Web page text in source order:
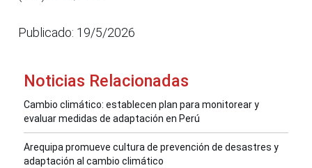
Publicado: 19/5/2026
Noticias Relacionadas
Cambio climático: establecen plan para monitorear y
evaluar medidas de adaptación en Perú
Arequipa promueve cultura de prevención de desastres y
adaptación al cambio climático